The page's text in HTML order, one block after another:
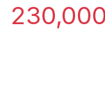
230,000